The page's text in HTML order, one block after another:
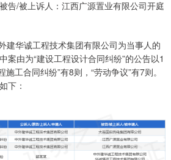
/被上诉人：江西广源置业有限公司开庭
建华诚工程技术集团有限公司为当事人的
案由为“建设工程设计合同纠纷”的公告以1
工合同纠纷”有8则，“劳动争议”有7则。
下：